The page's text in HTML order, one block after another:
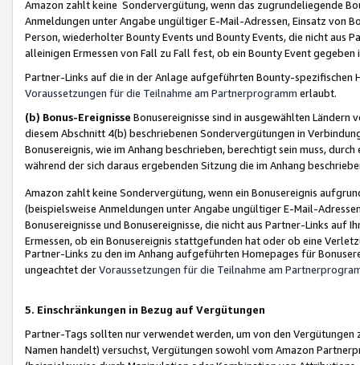
Amazon zahlt keine Sondervergütung, wenn das zugrundeliegende
Anmeldungen unter Angabe ungültiger E-Mail-Adressen, Einsatz von
Person, wiederholter Bounty Events und Bounty Events, die nicht
alleinigen Ermessen von Fall zu Fall fest, ob ein Bounty Event
Partner-Links auf die in der Anlage aufgeführten Bounty-spezifischen
Voraussetzungen für die Teilnahme am Partnerprogramm erlaubt.
(b) Bonus-Ereignisse Bonusereignisse sind in ausgewählten Ländern
diesem Abschnitt 4(b) beschriebenen Sondervergütungen in
Bonusereignis, wie im Anhang beschrieben, berechtigt sein muss,
während der sich daraus ergebenden Sitzung die im Anhang
Amazon zahlt keine Sondervergütung, wenn ein Bonusereignis
(beispielsweise Anmeldungen unter Angabe ungültiger E-Mail-
Bonusereignisse und Bonusereignisse, die nicht aus Partner-Links auf
Ermessen, ob ein Bonusereignis stattgefunden hat oder ob eine
Partner-Links zu den im Anhang aufgeführten Homepages für
ungeachtet derVoraussetzungen für die Teilnahme am
5. Einschränkungen in Bezug auf Vergütungen
Partner-Tags sollten nur verwendet werden, um von den
Namen handelt) versuchst, Vergütungen sowohl vom Amazon